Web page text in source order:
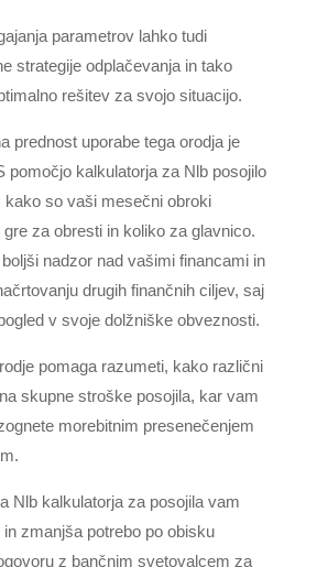
parametrov lahko tudi
strategije odplačevanja in tako
rešitev za svojo situacijo.
prednost uporabe tega orodja je
pomočjo kalkulatorja za Nlb posojilo
kako so vaši mesečni obroki
za obresti in koliko za glavnico.
nadzor nad vašimi financami in
drugih finančnih ciljev, saj
v svoje dolžniške obveznosti.
pomaga razumeti, kako različni
skupne stroške posojila, kar vam
morebitnim presenečenjem
Nlb kalkulatorja za posojila vam
zmanjša potrebo po obisku
z bančnim svetovalcem za